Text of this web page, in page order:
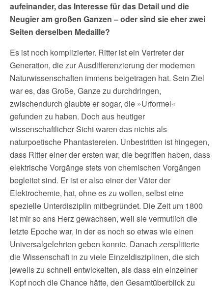
aufeinander, das Interesse für das Detail und die
Neugier am großen Ganzen – oder sind sie eher zwei
Seiten derselben Medaille?
Es ist noch komplizierter. Ritter ist ein Vertreter der
Generation, die zur Ausdifferenzierung der modernen
Naturwissenschaften immens beigetragen hat. Sein Ziel
war es, das Große, Ganze zu durchdringen,
zwischendurch glaubte er sogar, die »Urformel«
gefunden zu haben. Doch aus heutiger
wissenschaftlicher Sicht waren das nichts als
naturpoetische Phantastereien. Unbestritten ist hingegen,
dass Ritter einer der ersten war, die begriffen haben, dass
elektrische Vorgänge stets von chemischen Vorgängen
begleitet sind. Er ist er also einer der Väter der
Elektrochemie, hat, ohne es zu wollen, selbst eine
spezielle Unterdisziplin mitbegründet. Die Zeit um 1800
ist mir so ans Herz gewachsen, weil sie vermutlich die
letzte Epoche war, in der es noch so etwas wie einen
Universalgelehrten geben konnte. Danach zersplitterte
die Wissenschaft in zu viele Einzeldisziplinen, die sich
jeweils zu schnell entwickelten, als dass ein einzelner
Kopf noch die Chance hätte, den Gesamtüberblick zu